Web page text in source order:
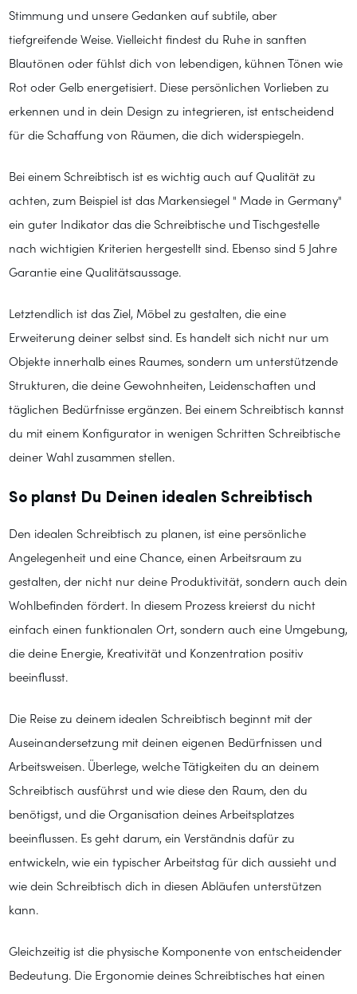
Stimmung und unsere Gedanken auf subtile, aber
tiefgreifende Weise. Vielleicht findest du Ruhe in sanften
Blautönen oder fühlst dich von lebendigen, kühnen Tönen wie
Rot oder Gelb energetisiert. Diese persönlichen Vorlieben zu
erkennen und in dein Design zu integrieren, ist entscheidend
für die Schaffung von Räumen, die dich widerspiegeln.
Bei einem Schreibtisch ist es wichtig auch auf Qualität zu
achten, zum Beispiel ist das Markensiegel " Made in Germany"
ein guter Indikator das die Schreibtische und Tischgestelle
nach wichtigien Kriterien hergestellt sind. Ebenso sind 5 Jahre
Garantie eine Qualitätsaussage.
Letztendlich ist das Ziel, Möbel zu gestalten, die eine
Erweiterung deiner selbst sind. Es handelt sich nicht nur um
Objekte innerhalb eines Raumes, sondern um unterstützende
Strukturen, die deine Gewohnheiten, Leidenschaften und
täglichen Bedürfnisse ergänzen. Bei einem Schreibtisch kannst
du mit einem Konfigurator in wenigen Schritten Schreibtische
deiner Wahl zusammen stellen.
So planst Du Deinen idealen Schreibtisch
Den idealen Schreibtisch zu planen, ist eine persönliche
Angelegenheit und eine Chance, einen Arbeitsraum zu
gestalten, der nicht nur deine Produktivität, sondern auch dein
Wohlbefinden fördert. In diesem Prozess kreierst du nicht
einfach einen funktionalen Ort, sondern auch eine Umgebung,
die deine Energie, Kreativität und Konzentration positiv
beeinflusst.
Die Reise zu deinem idealen Schreibtisch beginnt mit der
Auseinandersetzung mit deinen eigenen Bedürfnissen und
Arbeitsweisen. Überlege, welche Tätigkeiten du an deinem
Schreibtisch ausführst und wie diese den Raum, den du
benötigst, und die Organisation deines Arbeitsplatzes
beeinflussen. Es geht darum, ein Verständnis dafür zu
entwickeln, wie ein typischer Arbeitstag für dich aussieht und
wie dein Schreibtisch dich in diesen Abläufen unterstützen
kann.
Gleichzeitig ist die physische Komponente von entscheidender
Bedeutung. Die Ergonomie deines Schreibtisches hat einen